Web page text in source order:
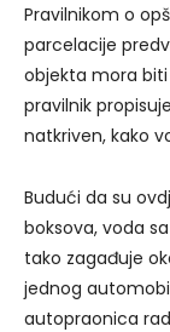
Pravilnikom o
parcelacije
objekta mora
pravilnik
natkriven, kako
Budući da su
boksova, voda
tako zagađuje
jednog
autopraonica